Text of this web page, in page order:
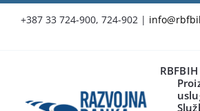
+387 33 724-900, 724-902 |
RBFBIH